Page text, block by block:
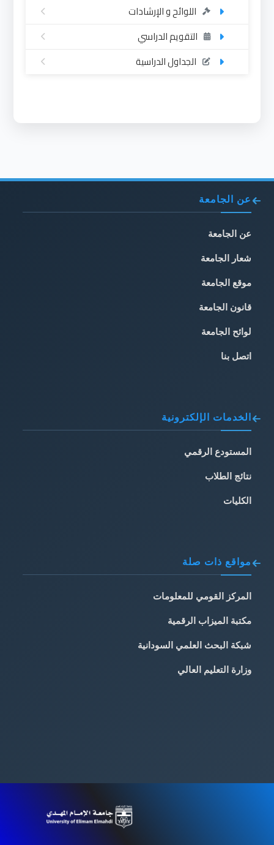
اللوائح و الإرشادات
التقويم الدراسي
الجداول الدراسية
عن الجامعة
عن الجامعة
شعار الجامعة
موقع الجامعة
قانون الجامعة
لوائح الجامعة
اتصل بنا
الخدمات الإلكترونية
المستودع الرقمي
نتائج الطلاب
الكليات
مواقع ذات صلة
المركز القومي للمعلومات
مكتبة الميزاب الرقمية
شبكة البحث العلمي السودانية
وزارة التعليم العالي